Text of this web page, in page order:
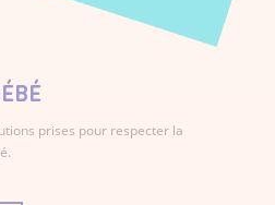
prises pour respecter la